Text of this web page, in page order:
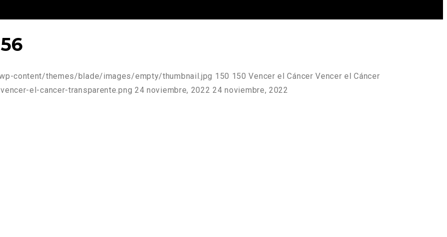
content/themes/blade/images/empty/thumbnail.jpg 150 150 Vencer el Cáncer Vencer el Cáncer
el-cancer-transparente.png 24 noviembre, 2022 24 noviembre, 2022